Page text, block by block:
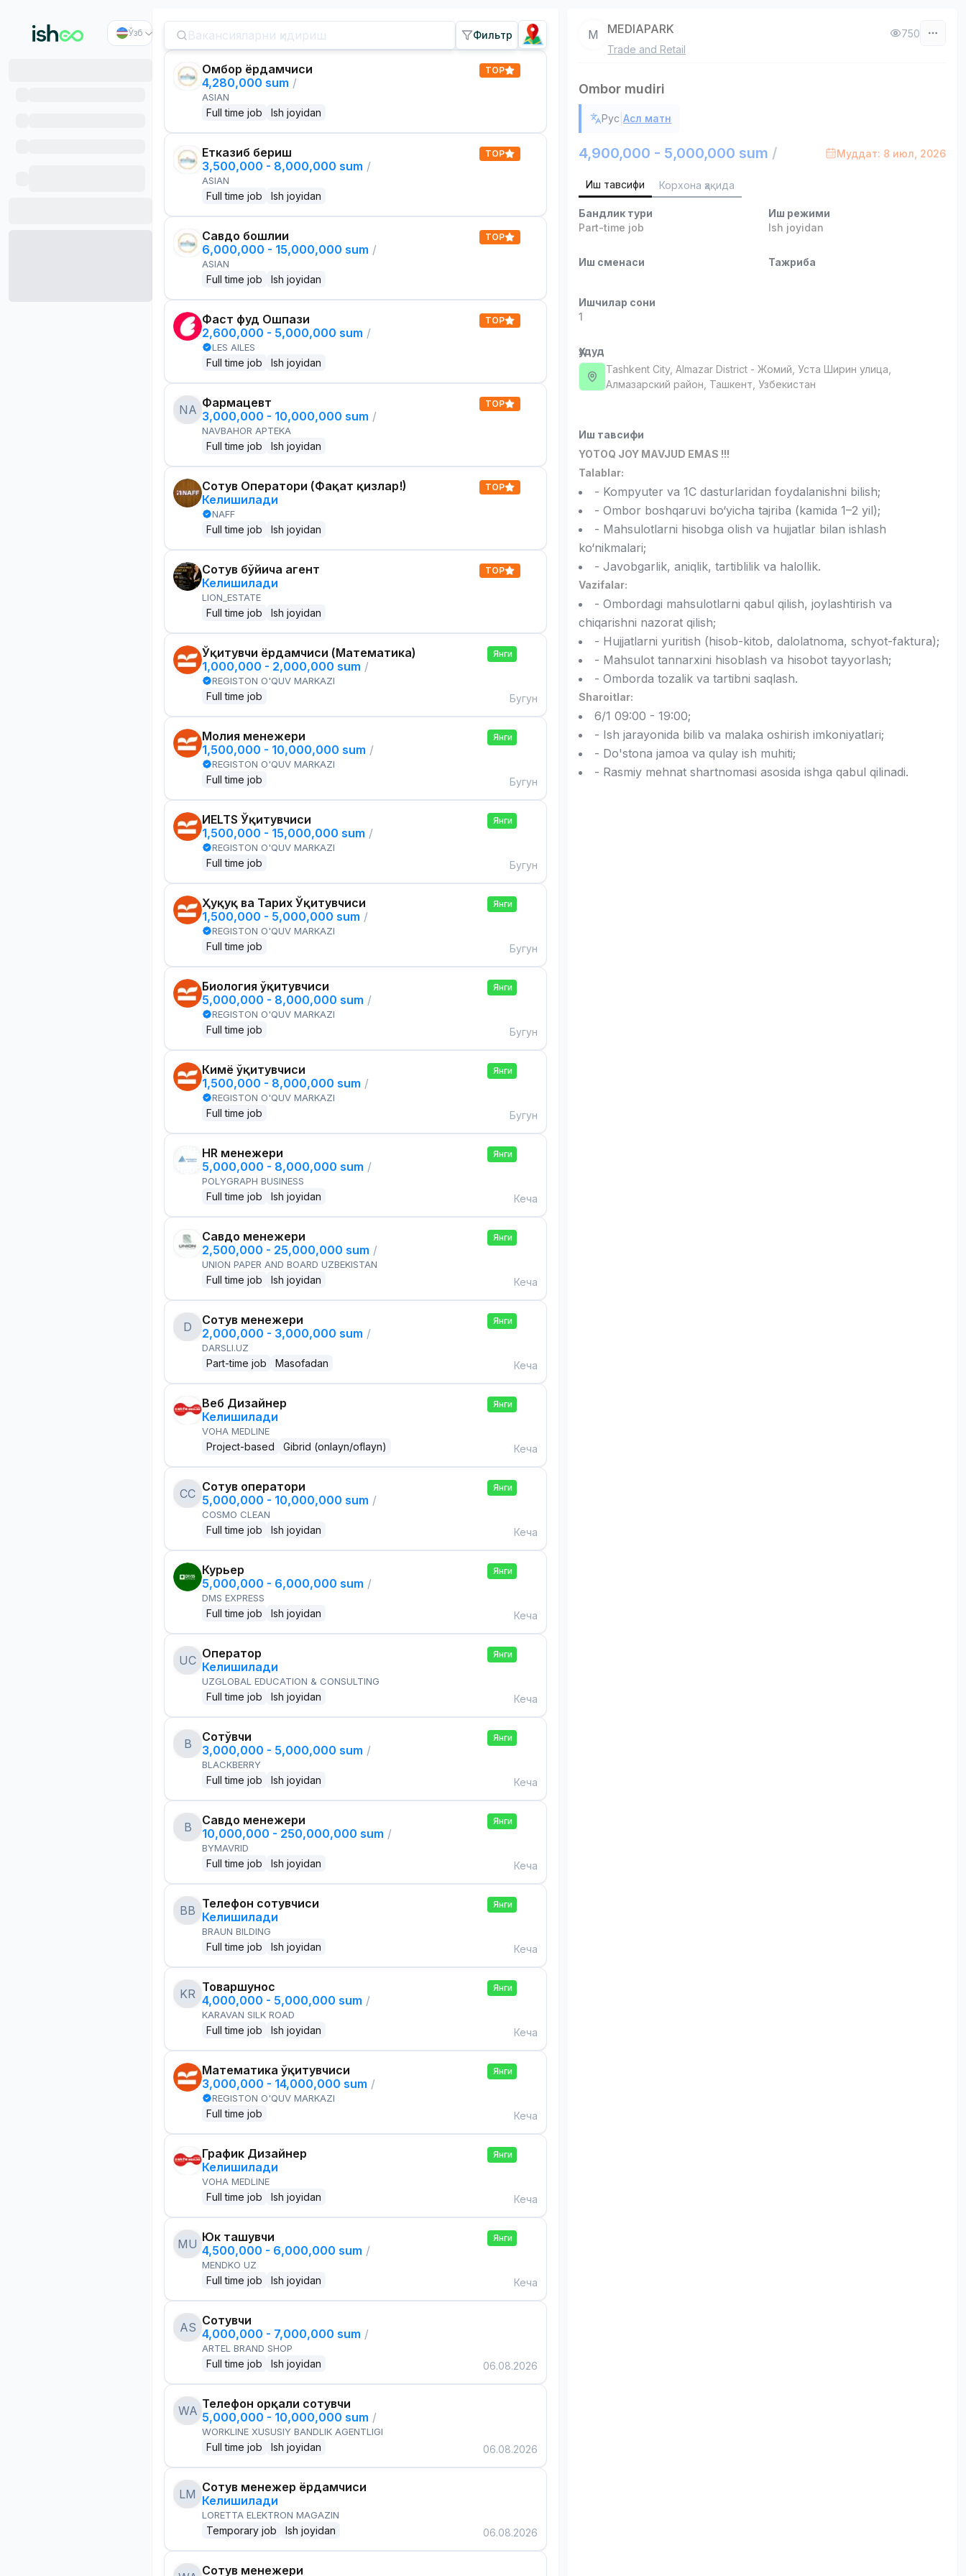
Ўзб Фильтр
Омбор ёрдамчиси
4,280,000 sum /
ASIAN
Full time job Ish joyidan
TOP
Етказиб бериш
3,500,000 - 8,000,000 sum /
ASIAN
Full time job Ish joyidan
TOP
Савдо бошлиғи
6,000,000 - 15,000,000 sum /
ASIAN
Full time job Ish joyidan
TOP
Фаст фуд Ошпази
2,600,000 - 5,000,000 sum /
LES AILES
Full time job Ish joyidan
TOP
NA Фармацевт
3,000,000 - 10,000,000 sum /
NAVBAHOR APTEKA
Full time job Ish joyidan
TOP
Сотув Оператори (Фақат қизлар!)
Келишилади
NAFF
Full time job Ish joyidan
TOP
Сотув бўйича агент
Келишилади
LION_ESTATE
Full time job Ish joyidan
TOP
Ўқитувчи ёрдамчиси (Математика)
1,000,000 - 2,000,000 sum /
REGISTON O'QUV MARKAZI
Full time job
Янги
Бугун
Молия менежери
1,500,000 - 10,000,000 sum /
REGISTON O'QUV MARKAZI
Full time job
Янги
Бугун
ИELTS Ўқитувчиси
1,500,000 - 15,000,000 sum /
REGISTON O'QUV MARKAZI
Full time job
Янги
Бугун
Ҳуқуқ ва Тарих Ўқитувчиси
1,500,000 - 5,000,000 sum /
REGISTON O'QUV MARKAZI
Full time job
Янги
Бугун
Биология ўқитувчиси
5,000,000 - 8,000,000 sum /
REGISTON O'QUV MARKAZI
Full time job
Янги
Бугун
Кимё ўқитувчиси
1,500,000 - 8,000,000 sum /
REGISTON O'QUV MARKAZI
Full time job
Янги
Бугун
HR менежери
5,000,000 - 8,000,000 sum /
POLYGRAPH BUSINESS
Full time job Ish joyidan
Янги
Кеча
Савдо менежери
2,500,000 - 25,000,000 sum /
UNION PAPER AND BOARD UZBEKISTAN
Full time job Ish joyidan
Янги
Кеча
D
Сотув менежери
2,000,000 - 3,000,000 sum /
DARSLI.UZ
Part-time job Masofadan
Янги
Кеча
Веб Дизайнер
Келишилади
VOHA MEDLINE
Project-based Gibrid (onlayn/oflayn)
Янги
Кеча
CC Сотув оператори
5,000,000 - 10,000,000 sum /
COSMO CLEAN
Full time job Ish joyidan
Янги
Кеча
Курьер
5,000,000 - 6,000,000 sum /
DMS EXPRESS
Full time job Ish joyidan
Янги
Кеча
UC Оператор
Келишилади
UZGLOBAL EDUCATION & CONSULTING
Full time job Ish joyidan
Янги
Кеча
B
Сотўвчи
3,000,000 - 5,000,000 sum /
BLACKBERRY
Full time job Ish joyidan
Янги
Кеча
B
Савдо менежери
10,000,000 - 250,000,000 sum /
BYMAVRID
Full time job Ish joyidan
Янги
Кеча
BB Телефон сотувчиси
Келишилади
BRAUN BILDING
Full time job Ish joyidan
Янги
Кеча
KR Товаршунос
4,000,000 - 5,000,000 sum /
KARAVAN SILK ROAD
Full time job Ish joyidan
Янги
Кеча
Математика ўқитувчиси
3,000,000 - 14,000,000 sum /
REGISTON O'QUV MARKAZI
Full time job
Янги
Кеча
График Дизайнер
Келишилади
VOHA MEDLINE
Full time job Ish joyidan
Янги
Кеча
MU Юк ташувчи
4,500,000 - 6,000,000 sum /
MENDKO UZ
Full time job Ish joyidan
Янги
Кеча
AS Сотувчи
4,000,000 - 7,000,000 sum /
ARTEL BRAND SHOP
Full time job Ish joyidan 06.08.2026
WA Телефон орқали сотувчи
5,000,000 - 10,000,000 sum /
WORKLINE XUSUSIY BANDLIK AGENTLIGI
Full time job Ish joyidan 06.08.2026
LM Сотув менежер ёрдамчиси
Келишилади
LORETTA ELEKTRON MAGAZIN
Temporary job Ish joyidan 06.08.2026
Сотув менежери
M MEDIAPARK
Trade and Retail
750
Ombor mudiri
Рус |Асл матн
4,900,000 - 5,000,000 sum / Муддат: 8 июл, 2026
Иш тавсифи Корхона ҳақида
Бандлик тури
Part-time job
Иш режими
Ish joyidan
Иш сменаси Тажриба
Ишчилар сони
1
Ҳудуд
Tashkent City, Almazar District - Жомий, Уста Ширин улица,
Алмазарский район, Ташкент, Узбекистан
Иш тавсифи
YOTOQ JOY MAVJUD EMAS !!!
Talablar:
- Kompyuter va 1C dasturlaridan foydalanishni bilish;
- Ombor boshqaruvi bo‘yicha tajriba (kamida 1–2 yil);
- Mahsulotlarni hisobga olish va hujjatlar bilan ishlash
ko‘nikmalari;
- Javobgarlik, aniqlik, tartiblilik va halollik.
Vazifalar:
- Ombordagi mahsulotlarni qabul qilish, joylashtirish va
chiqarishni nazorat qilish;
- Hujjatlarni yuritish (hisob-kitob, dalolatnoma, schyot-faktura);
- Mahsulot tannarxini hisoblash va hisobot tayyorlash;
- Omborda tozalik va tartibni saqlash.
Sharoitlar:
6/1 09:00 - 19:00;
- Ish jarayonida bilib va malaka oshirish imkoniyatlari;
- Do'stona jamoa va qulay ish muhiti;
- Rasmiy mehnat shartnomasi asosida ishga qabul qilinadi.